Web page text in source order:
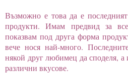
Възможно е това да е
продукти. Имам предвид за
показвам под друга форма
вече нося най-много.
някой друг любимец да споделя,
различни вкусове.